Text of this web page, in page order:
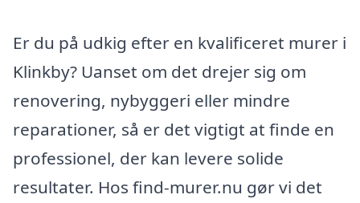
Er du på udkig efter en kvalificeret murer i
Klinkby? Uanset om det drejer sig om
renovering, nybyggeri eller mindre
reparationer, så er det vigtigt at finde en
professionel, der kan levere solide
resultater. Hos find-murer.nu gør vi det